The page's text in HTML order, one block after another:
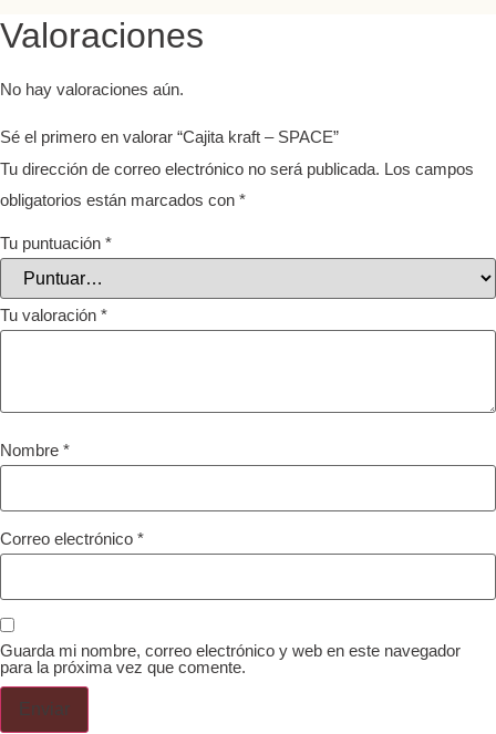
Valoraciones
No hay valoraciones aún.
Sé el primero en valorar “Cajita kraft – SPACE”
Tu dirección de correo electrónico no será publicada. Los campos
obligatorios están marcados con *
Tu puntuación *
Tu valoración *
Nombre *
Correo electrónico *
Guarda mi nombre, correo electrónico y web en este navegador
para la próxima vez que comente.